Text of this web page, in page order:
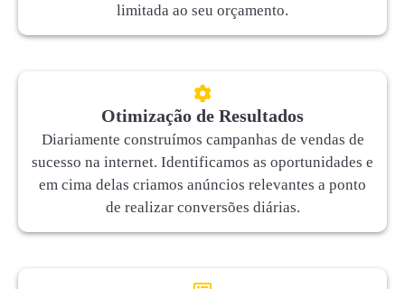
limitada ao seu orçamento.
Otimização de Resultados
Diariamente construímos campanhas de vendas de
sucesso na internet. Identificamos as oportunidades e
em cima delas criamos anúncios relevantes a ponto
de realizar conversões diárias.